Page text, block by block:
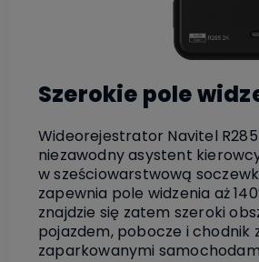
Szerokie pole
Wideorejestrator Navitel
niezawodny asystent
w sześciowarstwową
zapewnia pole widzenia aż
znajdzie się zatem szeroki
pojazdem, pobocze i chodnik
zaparkowanymi